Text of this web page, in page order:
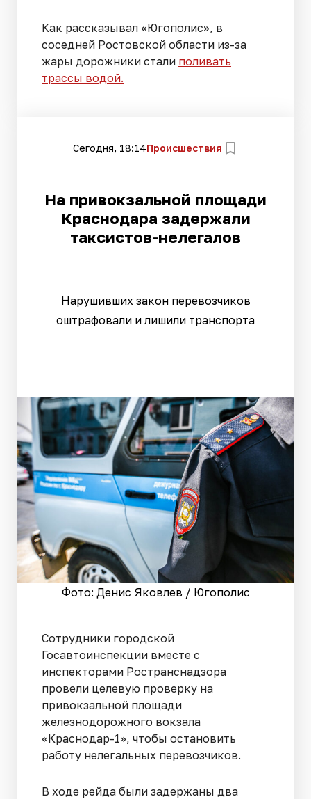
Как рассказывал «Югополис», в
соседней Ростовской области из-за
жары дорожники стали поливать
трассы водой.
Сегодня, 18:14Происшествия
На привокзальной площади
Краснодара задержали
таксистов-нелегалов
Нарушивших закон перевозчиков
оштрафовали и лишили транспорта
Фото: Денис Яковлев / Югополис
Сотрудники городской
Госавтоинспекции вместе с
инспекторами Ространснадзора
провели целевую проверку на
привокзальной площади
железнодорожного вокзала
«Краснодар-1», чтобы остановить
работу нелегальных перевозчиков.
В ходе рейда были задержаны два